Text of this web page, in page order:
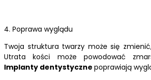
4. Poprawa wyglądu
Twoja struktura twarzy może się
Utrata kości może powodować
Implanty dentystyczne poprawiają